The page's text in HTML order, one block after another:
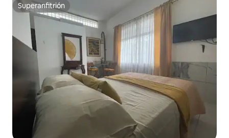
Superanfitrión
Superanfitrión